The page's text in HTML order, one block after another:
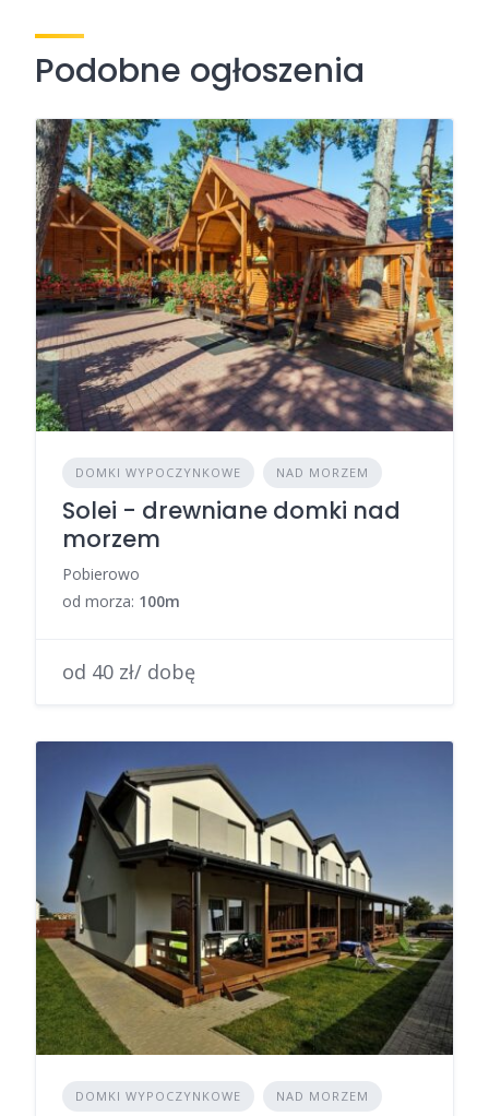
Podobne ogłoszenia
DOMKI WYPOCZYNKOWE NAD MORZEM
Solei - drewniane domki nad
morzem
Pobierowo
od morza: 100m
od 40 zł/ dobę
DOMKI WYPOCZYNKOWE NAD MORZEM